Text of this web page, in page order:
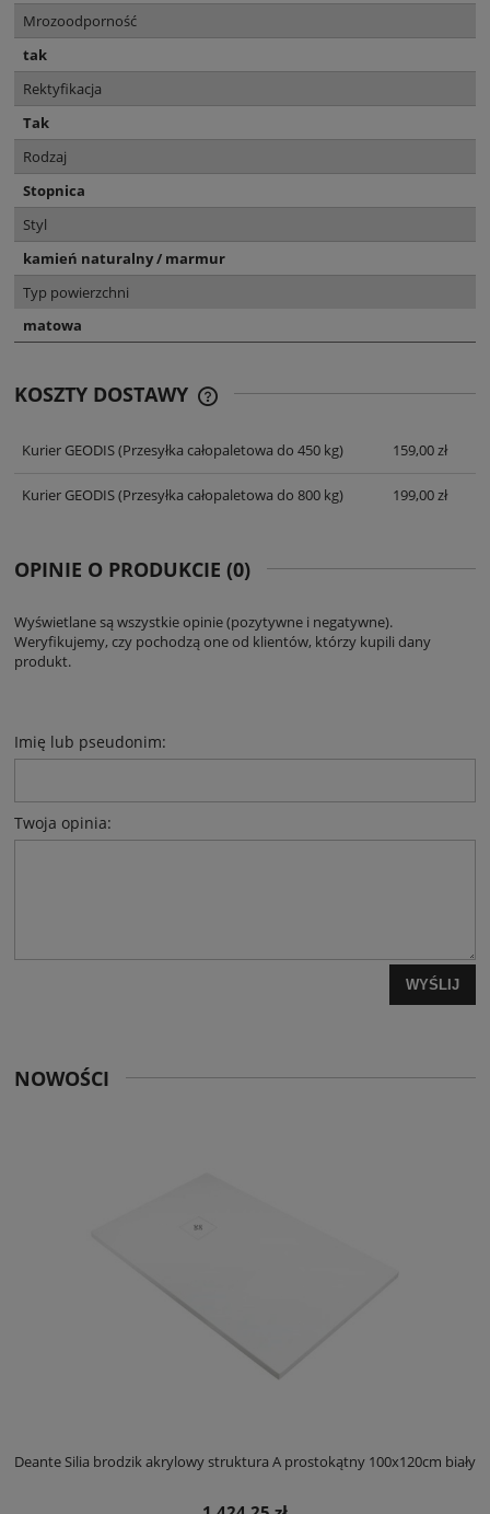
Mrozoodporność
tak
Rektyfikacja
Tak
Rodzaj
Stopnica
Styl
kamień naturalny / marmur
Typ powierzchni
matowa
KOSZTY DOSTAWY
Kurier GEODIS(Przesyłka całopaletowa do 450 kg) 159,00 zł
Kurier GEODIS(Przesyłka całopaletowa do 800 kg) 199,00 zł
OPINIE O PRODUKCIE (0)
Wyświetlane są wszystkie opinie (pozytywne i negatywne).
Weryfikujemy, czy pochodzą one od klientów, którzy kupili dany
produkt.
Imię lub pseudonim:
Twoja opinia:
WYŚLIJ
NOWOŚCI
Deante Silia brodzik akrylowy struktura A prostokątny 100x120cm biały